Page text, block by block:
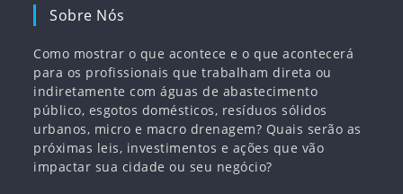
Sobre Nós
Como mostrar o que acontece e o que acontecerá
para os profissionais que trabalham direta ou
indiretamente com águas de abastecimento
público, esgotos domésticos, resíduos sólidos
urbanos, micro e macro drenagem? Quais serão as
próximas leis, investimentos e ações que vão
impactar sua cidade ou seu negócio?